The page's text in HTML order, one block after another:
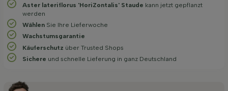
Aster lateriflorus 'HoriZontalis' Staude kann jetzt gepflanzt
werden
Wählen Sie Ihre Lieferwoche
Wachstums­garantie
Käuferschutz über Trusted Shops
Sichere und schnelle Lieferung in ganz Deutschland